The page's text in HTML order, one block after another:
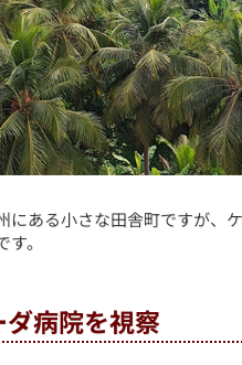
にある小さな田舎町ですが、
。
病院を視察